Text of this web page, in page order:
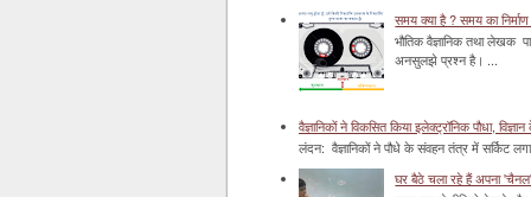
समय क्या है ? समय का
भौतिक वैज्ञानिक तथा
अनसुलझे प्रश्न है। ...
वैज्ञानिकों ने विकसित किया इलेक्ट्रॉनिक पौधा,
लंदन: वैज्ञानिकों ने पौधे के संवहन तंत्र में सर्किट
घर बैठे चला रहे हैं अपना 'चैनल'